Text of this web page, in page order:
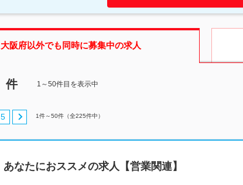
大阪府以外でも同時に募集中の求人
件 1～50件目を表示中
5 1件～50件（全225件中）
あなたにおススメの求人【営業関連】